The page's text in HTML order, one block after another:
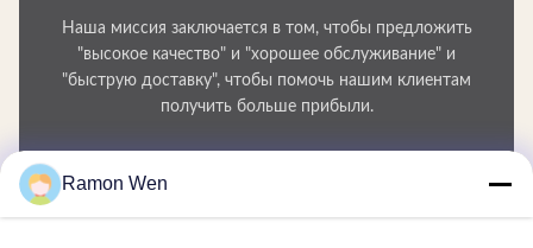
Наша миссия заключается в том, чтобы предложить
"высокое качество" и "хорошее обслуживание" и
"быструю доставку", чтобы помочь нашим клиентам
получить больше прибыли.
Ваше имя
Ramon Wen